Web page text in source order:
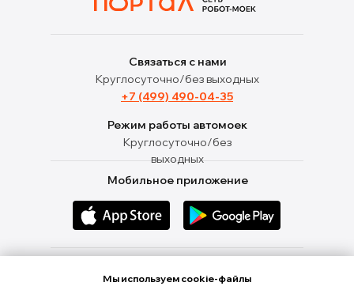
Мы используем cookie-файлы
+7 (499) 490-04-35
Круглосуточно/без
выходных
Связаться с нами
Режим работы автомоек
Круглосуточно/без выходных
Мобильное приложение